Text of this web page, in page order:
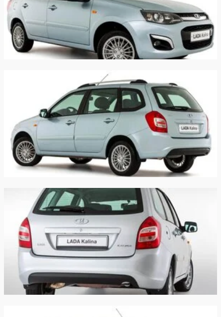
Производство: Тольятти
Гарантия: 3 года или 100 000 км пробега